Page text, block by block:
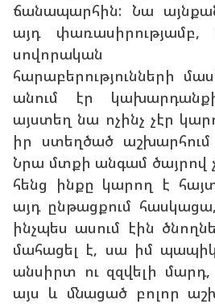
ճանապարհին: Նա
այդ
սովորական
հարաբերությունների
անում էր
այստեղ նա ոչինչ չէր
իր ստեղծած
Նրա մտքի անգամ ծայրով
հենց ինքը կարող է
այդ ընթացքում
ինչպես ասում էին
մահացել է, սա իմ
անսիրտ ու զզվելի
այս և մնացած բոլոր